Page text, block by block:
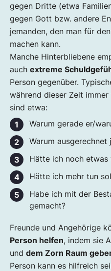
gegen Dritte (etwa
gegen Gott bzw. andere
jemanden, den man für
machen kann.
Manche Hinterbliebene
auch extreme
Person gegenüber.
während dieser Zeit
sind etwa:
Warum gerade er/
Warum ausgerechnet
Hätte ich noch etwas
Hätte ich mehr tun
Habe ich mit der
gemacht?
Freunde und Angehörige
Person helfen, indem sie
und dem Zorn Raum
Person kann es hilfreich